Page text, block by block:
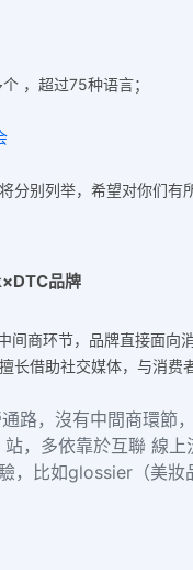
，超过75种语言；
别列举，希望对你们有
品牌
商环节，品牌直接面向
借助社交媒体，与消
，沒有中間商環節
，多依靠於互聯 線
，比如glossier（美